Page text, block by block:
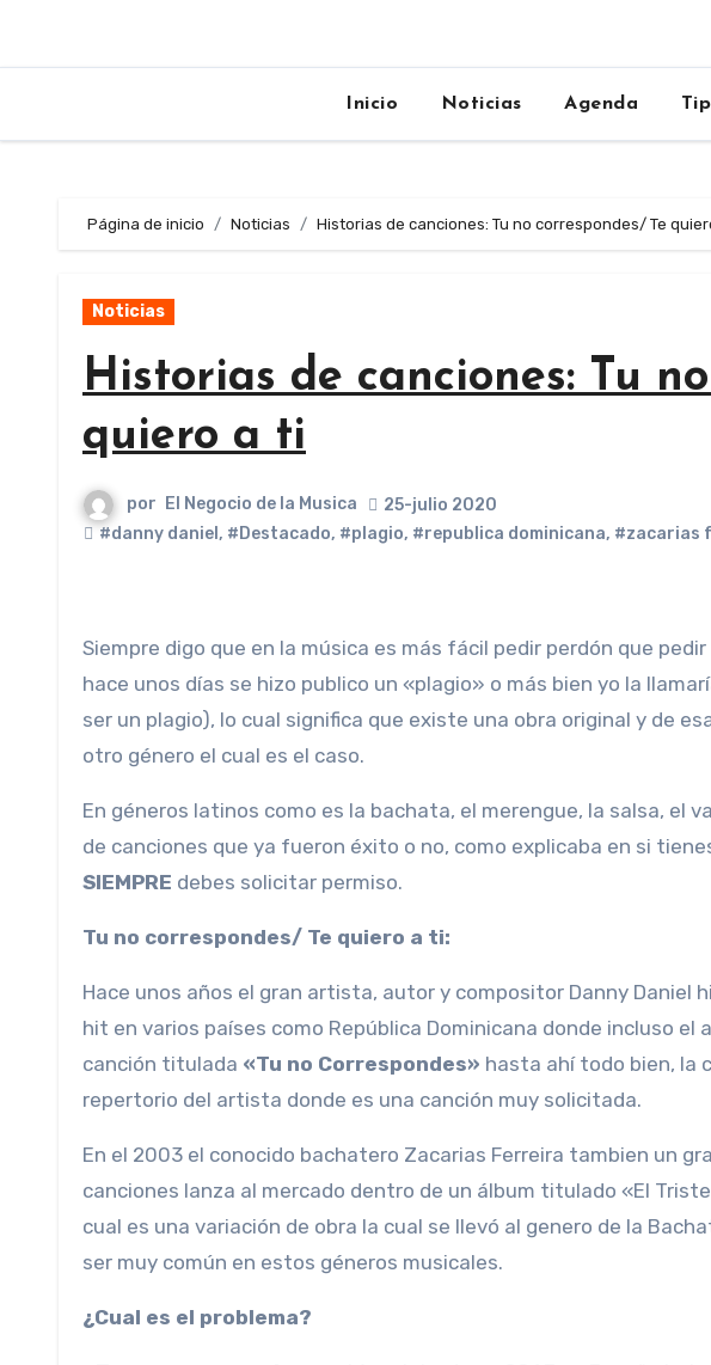
Inicio Noticias Agenda
Página de inicio Noticias Historias de canciones: Tu no correspondes/ Te
Noticias
Historias de canciones: Tu
quiero a ti
por El Negocio de la Musica
25-julio 2020
#danny daniel , #Destacado, #plagio, #republica dominicana, #zacarias
Siempre digo que en la música es más fácil pedir perdón que pedir permiso, pero sale más caro pedir perdón,
hace unos días se hizo publico un «plagio» o más bien yo la
ser un plagio), lo cual significa que existe una obra original y de
otro género el cual es el caso.
En géneros latinos como es la bachata, el merengue, la salsa, el
de canciones que ya fueron éxito o no, como explicaba en si
SIEMPRE debes solicitar permiso.
Tu no correspondes/ Te quiero a ti:
Hace unos años el gran artista, autor y compositor Danny Daniel
hit en varios países como República Dominicana donde incluso
canción titulada «Tu no Correspondes» hasta ahí todo bien, la
repertorio del artista donde es una canción muy solicitada.
En el 2003 el conocido bachatero Zacarias Ferreira tambien un
canciones lanza al mercado dentro de un álbum titulado «El
cual es una variación de obra la cual se llevó al genero de la
ser muy común en estos géneros musicales.
¿Cual es el problema?